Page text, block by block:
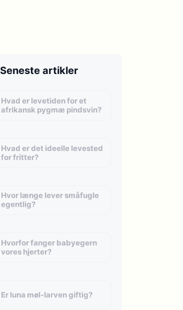
Seneste artikler
Hvad er levetiden for et
afrikansk pygmæ pindsvin?
Hvad er det ideelle levested
for fritter?
Hvor længe lever småfugle
egentlig?
Hvorfor fanger babyegern
vores hjerter?
Er luna møl-larven giftig?